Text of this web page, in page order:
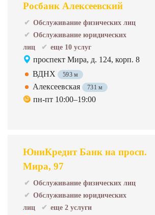
Росбанк Алексеевский
Обслуживание физических лиц
Обслуживание юридических
лиц
еще 10 услуг
проспект Мира, д. 124, корп. 8
ВДНХ
593 м
Алексеевская 731 м
пн-пт 10:00–19:00
ЮниКредит Банк на просп.
Мира, 97
Обслуживание физических лиц
Обслуживание юридических
лиц
еще 2 услуги